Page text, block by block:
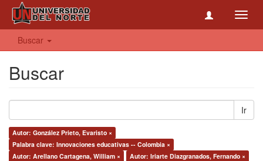
Buscar
Buscar
Ir
Autor: González Prieto, Evaristo ×
Palabra clave: Innovaciones educativas -- Colombia ×
Autor: Arellano Cartagena, William ×
Autor: Iriarte Diazgranados, Fernando ×